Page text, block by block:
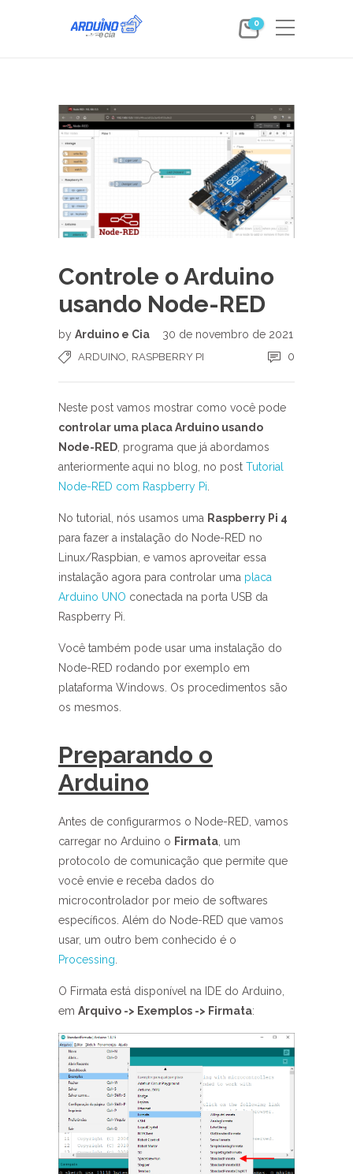
0
Controle o Arduino
usando Node-RED
by Arduino e Cia 30 de novembro de 2021
ARDUINO RASPBERRY PI 0
Neste post vamos mostrar como você pode
controlar uma placa Arduino usando
Node-RED , programa que já abordamos
anteriormente aqui no blog, no post Tutorial
Node-RED com Raspberry Pi
No tutorial, nós usamos uma Raspberry Pi 4
para fazer a instalação do Node-RED no
Linux/Raspbian, e vamos aproveitar essa
instalação agora para controlar uma placa
Arduino UNO conectada na porta USB da
Raspberry Pi.
Você também pode usar uma instalação do
Node-RED rodando por exemplo em
plataforma Windows. Os procedimentos são
os mesmos.
Preparando o
Arduino
Antes de configurarmos o Node-RED, vamos
carregar no Arduino o Firmata , um
protocolo de comunicação que permite que
você envie e receba dados do
microcontrolador por meio de softwares
específicos. Além do Node-RED que vamos
usar, um outro bem conhecido é o
Processing
O Firmata está disponível na IDE do Arduino,
em Arquivo -> Exemplos -> Firmata: